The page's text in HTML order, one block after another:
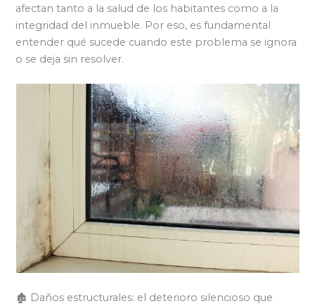
afectan tanto a la salud de los habitantes como a la
integridad del inmueble. Por eso, es fundamental
entender qué sucede cuando este problema se ignora
o se deja sin resolver.
🏚️ Daños estructurales: el deterioro silencioso que